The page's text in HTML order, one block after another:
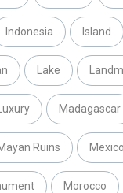
Indonesia Island
Lake
Luxury Madagascar
Ruins Mexico
Morocco